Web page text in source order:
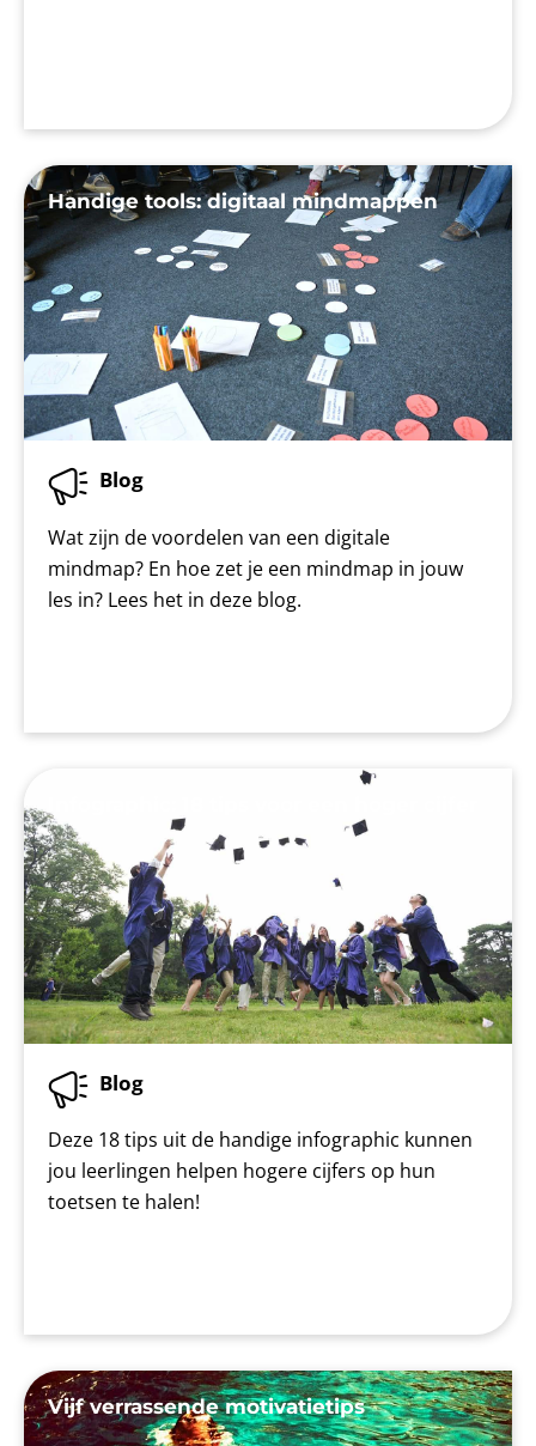
Handige tools: digitaal mindmappen
Blog
Wat zijn de voordelen van een digitale
mindmap? En hoe zet je een mindmap in jouw
les in? Lees het in deze blog.
Blog
Deze 18 tips uit de handige infographic kunnen
jou leerlingen helpen hogere cijfers op hun
toetsen te halen!
Vijf verrassende motivatietips